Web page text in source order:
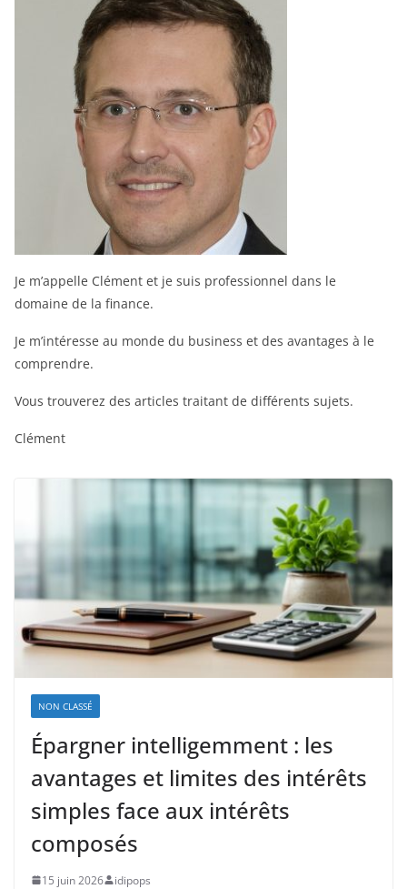
Je m’appelle Clément et je suis professionnel dans le
domaine de la finance.
Je m’intéresse au monde du business et des avantages à le
comprendre.
Vous trouverez des articles traitant de différents sujets.
Clément
NON CLASSÉ
Épargner intelligemment : les
avantages et limites des intérêts
simples face aux intérêts
composés
15 juin 2026 idipops